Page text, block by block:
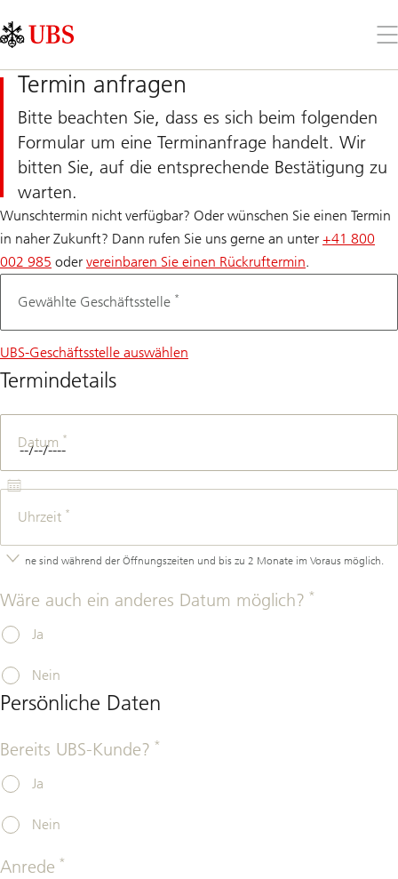
Links
Area
Sie
Termin anfragen
Bitte beachten Sie, dass es sich beim folgenden
Formular um eine Terminanfrage handelt. Wir
bitten Sie, auf die entsprechende Bestätigung zu
warten.
Wunschtermin nicht verfügbar? Oder wünschen Sie einen Termin
in naher Zukunft? Dann rufen Sie uns gerne an unter +41 800
002 985 oder vereinbaren Sie einen Rückruftermin.
Gewählte Geschäftsstelle *
UBS-Geschäftsstelle auswählen
Termindetails
Datum *
Uhrzeit *
Termine sind während der Öffnungszeiten und bis zu 2 Monate im Voraus möglich.
Wäre auch ein anderes Datum möglich? *
Ja
Nein
Persönliche Daten
Bereits UBS-Kunde? *
Ja
Nein
Anrede *